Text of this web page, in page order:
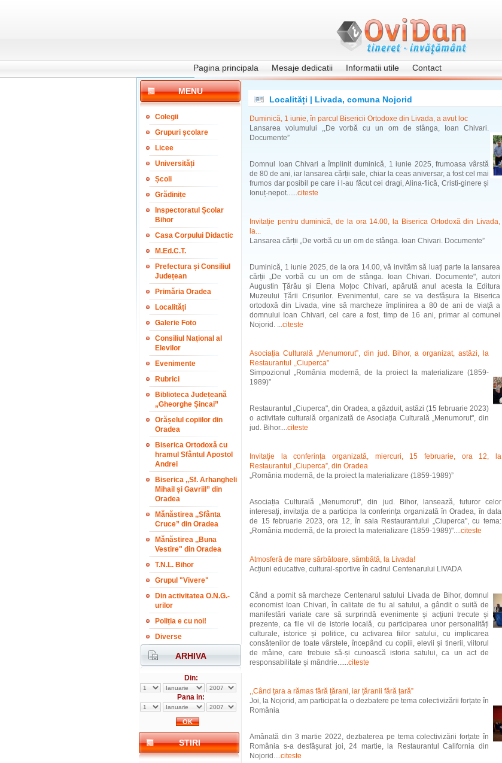
Pagina principala Mesaje dedicatii Informatii utile Contact
MENU
Colegii
Grupuri școlare
Licee
Universități
Școli
Grădinițe
Inspectoratul Școlar
Bihor
Casa Corpului Didactic
M.Ed.C.T.
Prefectura și Consiliul
Județean
Primăria Oradea
Localități
Galerie Foto
Consiliul Național al
Elevilor
Evenimente
Rubrici
Biblioteca Județeană
„Gheorghe Șincai”
Orășelul copiilor din
Oradea
Biserica Ortodoxă cu
hramul Sfântul Apostol
Andrei
Biserica ,,Sf. Arhangheli
Mihail și Gavriil” din
Oradea
Mănăstirea ,,Sfânta
Cruce” din Oradea
Mănăstirea ,,Buna
Vestire" din Oradea
T.N.L. Bihor
Grupul "Vivere"
Din activitatea O.N.G.-
urilor
Poliția e cu noi!
Diverse
ARHIVA
Din:
Pana in:
STIRI
Localități | Livada, comuna Nojorid
Duminică, 1 iunie, în parcul Bisericii Ortodoxe din Livada, a avut loc
Lansarea volumului ,,De vorbă cu un om de stânga, Ioan Chivari.
Documente”
Domnul Ioan Chivari a împlinit duminică, 1 iunie 2025, frumoasa vârstă
de 80 de ani, iar lansarea cărții sale, chiar la ceas aniversar, a fost cel mai
frumos dar posibil pe care i l-au făcut cei dragi, Alina-fiică, Cristi-ginere și
Ionuț-nepot......citeste
Invitație pentru duminică, de la ora 14.00, la Biserica Ortodoxă din Livada,
la...
Lansarea cărții „De vorbă cu un om de stânga. Ioan Chivari. Documente”
Duminică, 1 iunie 2025, de la ora 14.00, vă invităm să luați parte la lansarea
cărții „De vorbă cu un om de stânga. Ioan Chivari. Documente", autori
Augustin Țărău și Elena Moțoc Chivari, apărută anul acesta la Editura
Muzeului Țării Crișurilor. Evenimentul, care se va desfășura la Biserica
ortodoxă din Livada, vine să marcheze împlinirea a 80 de ani de viață a
domnului Ioan Chivari, cel care a fost, timp de 16 ani, primar al comunei
Nojorid. ...citeste
Asociația Culturală „Menumorut”, din jud. Bihor, a organizat, astăzi, la
Restaurantul ,,Ciuperca”
Simpozionul „România modernă, de la proiect la materializare (1859-
1989)”
Restaurantul „Ciuperca", din Oradea, a găzduit, astăzi (15 februarie 2023)
o activitate culturală organizată de Asociația Culturală „Menumorut", din
jud. Bihor....citeste
Invitaţie la conferința organizată, miercuri, 15 februarie, ora 12, la
Restaurantul „Ciuperca”, din Oradea
„România modernă, de la proiect la materializare (1859-1989)”
Asociația Culturală „Menumorut", din jud. Bihor, lansează, tuturor celor
interesaţi, invitaţia de a participa la conferința organizată în Oradea, în data
de 15 februarie 2023, ora 12, în sala Restaurantului „Ciuperca", cu tema:
„România modernă, de la proiect la materializare (1859-1989)"....citeste
Atmosferă de mare sărbătoare, sâmbătă, la Livada!
Acțiuni educative, cultural-sportive în cadrul Centenarului LIVADA
Când a pornit să marcheze Centenarul satului Livada de Bihor, domnul
economist Ioan Chivari, în calitate de fiu al satului, a gândit o suită de
manifestări variate care să surprindă evenimente și acțiuni trecute și
prezente, ca file vii de istorie locală, cu participarea unor personalități
culturale, istorice și politice, cu activarea fiilor satului, cu implicarea
consătenilor de toate vârstele, începând cu copiii, elevii și tinerii, viitorul
de mâine, care trebuie să-și cunoască istoria satului, ca un act de
responsabilitate și mândrie......citeste
,,Când țara a rămas fără țărani, iar țăranii fără țară”
Joi, la Nojorid, am participat la o dezbatere pe tema colectivizării forțate în
România
Amânată din 3 martie 2022, dezbaterea pe tema colectivizării forțate în
România s-a desfășurat joi, 24 martie, la Restaurantul California din
Nojorid....citeste